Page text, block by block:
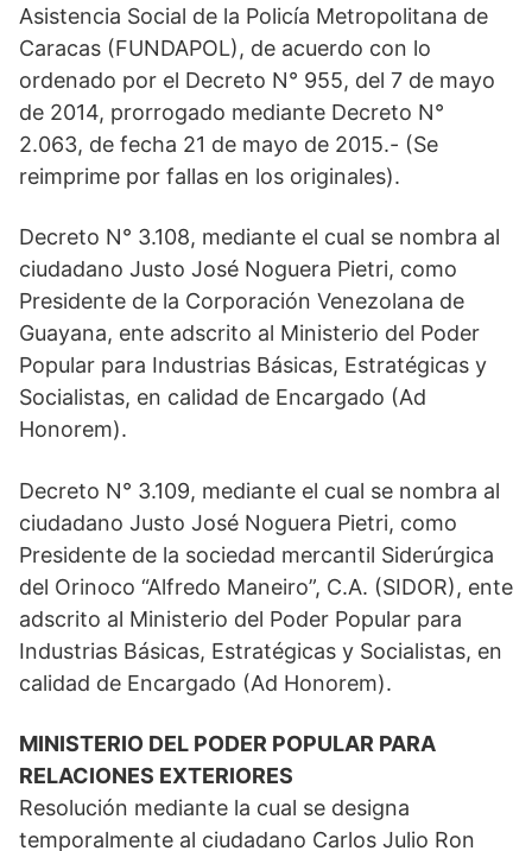
Asistencia Social de la Policía Metropolitana de
Caracas (FUNDAPOL), de acuerdo con lo
ordenado por el Decreto N° 955, del 7 de mayo
de 2014, prorrogado mediante Decreto N°
2.063, de fecha 21 de mayo de 2015.- (Se
reimprime por fallas en los originales).
Decreto N° 3.108, mediante el cual se nombra al
ciudadano Justo José Noguera Pietri, como
Presidente de la Corporación Venezolana de
Guayana, ente adscrito al Ministerio del Poder
Popular para Industrias Básicas, Estratégicas y
Socialistas, en calidad de Encargado (Ad
Honorem).
Decreto N° 3.109, mediante el cual se nombra al
ciudadano Justo José Noguera Pietri, como
Presidente de la sociedad mercantil Siderúrgica
del Orinoco “Alfredo Maneiro”, C.A. (SIDOR), ente
adscrito al Ministerio del Poder Popular para
Industrias Básicas, Estratégicas y Socialistas, en
calidad de Encargado (Ad Honorem).
MINISTERIO DEL PODER POPULAR PARA
RELACIONES EXTERIORES
Resolución mediante la cual se designa
temporalmente al ciudadano Carlos Julio Ron